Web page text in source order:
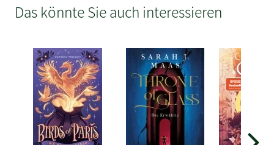
Das könnte Sie auch interessieren